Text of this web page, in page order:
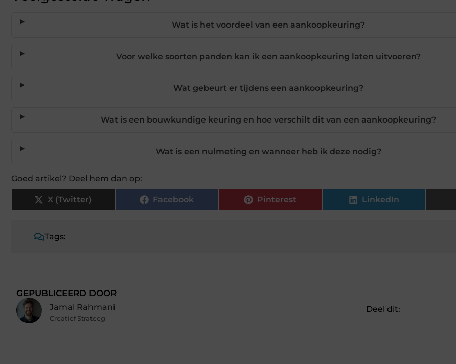
Wat is het voordeel van een aankoopkeuring?
Voor welke soorten panden kan ik een aankoopkeuring laten uitvoeren?
Wat gebeurt er tijdens een aankoopkeuring?
Wat is een bouwkundige keuring en hoe verschilt dit van een aankoopkeuring?
Wat is een nulmeting en wanneer heb ik deze nodig?
Goed artikel? Deel hem dan op:
X (Twitter) Facebook Pinterest LinkedIn
Tags:
GEPUBLICEERD DOOR
Jamal Rahmani
Creatief Strateeg
Deel dit: